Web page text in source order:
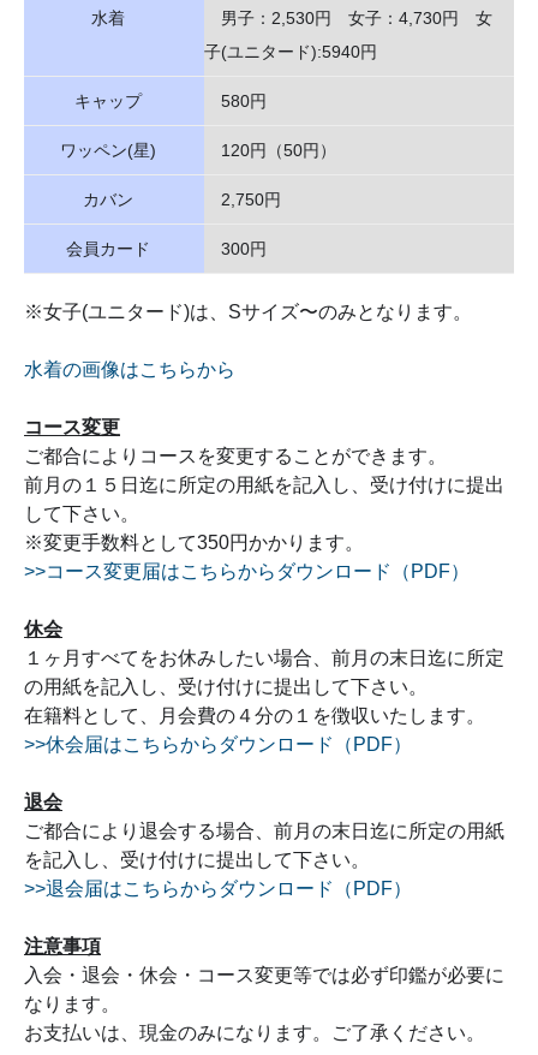
水着
男子：2,530円 女子：4,730円 女
子(ユニタード):5940円
キャップ 580円
ワッペン(星) 120円（50円）
カバン 2,750円
会員カード 300円
※女子(ユニタード)は、Sサイズ〜のみとなります。
水着の画像はこちらから
コース変更
ご都合によりコースを変更することができます。
前月の１５日迄に所定の用紙を記入し、受け付けに提出
して下さい。
※変更手数料として350円かかります。
>>コース変更届はこちらからダウンロード（PDF）
休会
１ヶ月すべてをお休みしたい場合、前月の末日迄に所定
の用紙を記入し、受け付けに提出して下さい。
在籍料として、月会費の４分の１を徴収いたします。
>>休会届はこちらからダウンロード（PDF）
退会
ご都合により退会する場合、前月の末日迄に所定の用紙
を記入し、受け付けに提出して下さい。
>>退会届はこちらからダウンロード（PDF）
注意事項
入会・退会・休会・コース変更等では必ず印鑑が必要に
なります。
お支払いは、現金のみになります。ご了承ください。